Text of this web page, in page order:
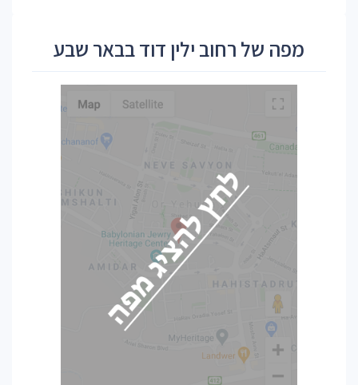
מפה של רחוב ילין דוד בבאר שבע